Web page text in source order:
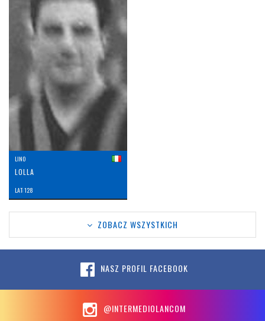
LINO
LOLLA
LAT: 128
ZOBACZ WSZYSTKICH
NASZ PROFIL FACEBOOK
@INTERMEDIOLANCOM